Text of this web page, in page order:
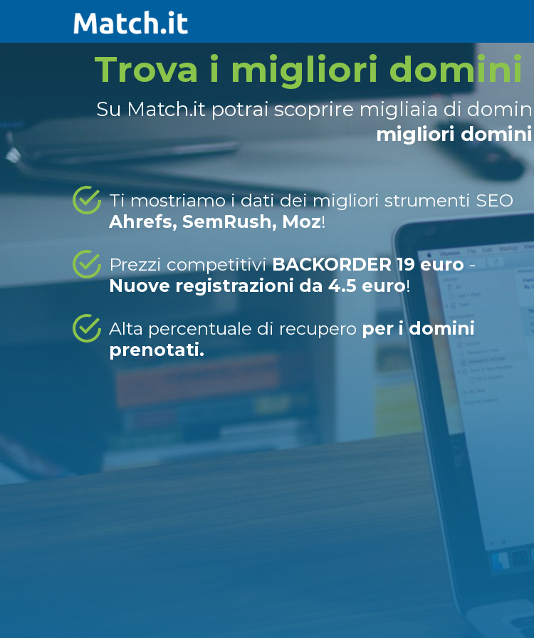
Trova i migliori domini
Su Match.it potrai scoprire migliaia di
migliori domini
Ti mostriamo i dati dei migliori strumenti SEO
Ahrefs, SemRush, Moz!
Prezzi competitiviBACKORDER 19 euro -
Nuove registrazioni da 4.5 euro!
Alta percentuale di recupero per i domini
prenotati.